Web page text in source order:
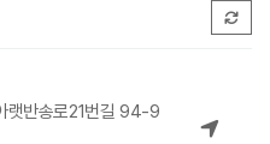
랫반송로21번길 94-9